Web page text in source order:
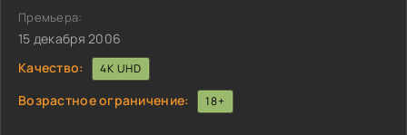
Премьера:
15 декабря 2006
Качество:
4K UHD
Возрастное ограничение: 18+